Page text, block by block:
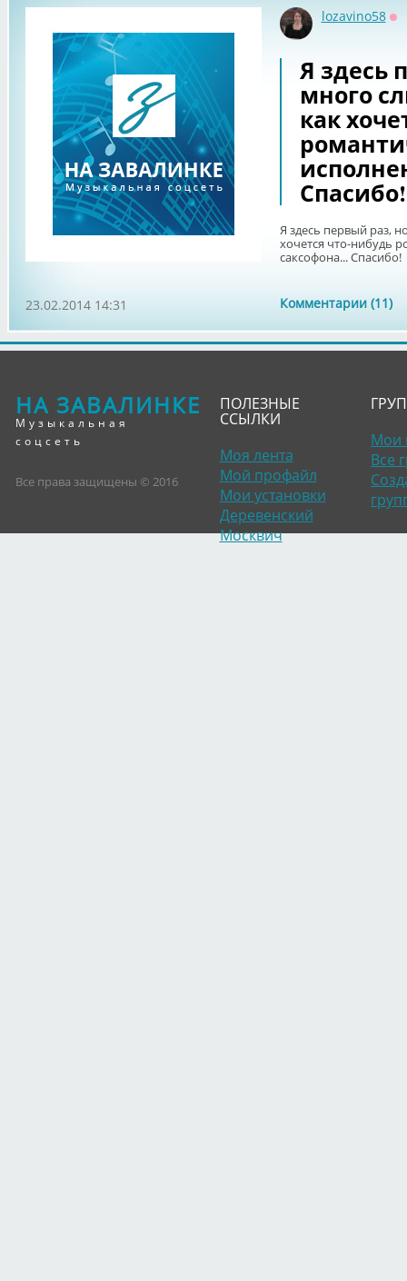
lozavino58
Я здесь
много
как
Спасибо!
Я здесь первый раз,
хочется что-нибудь
саксофона... Спасибо!
Комментарии (11)
23.02.2014 14:31
НА ЗАВАЛИНКЕ
Музыкальная
соцсеть
Все права защищены © 2016
ПОЛЕЗНЫЕ
ССЫЛКИ
Моя лента
Мой профайл
Мои установки
Деревенский
Москвич
Мои
Все